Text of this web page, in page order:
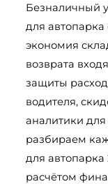
Безналичный
для
экономия
возврата
защиты
водителя,
аналитики
разбираем
для
расчётом